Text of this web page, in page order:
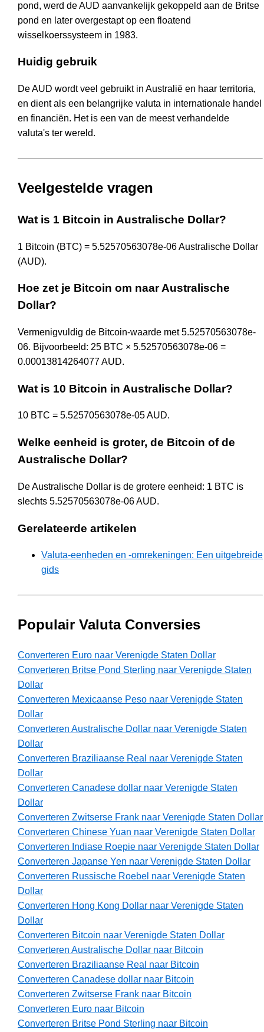
pond, werd de AUD aanvankelijk gekoppeld aan de Britse
pond en later overgestapt op een floatend
wisselkoerssysteem in 1983.
Huidig gebruik
De AUD wordt veel gebruikt in Australië en haar territoria,
en dient als een belangrijke valuta in internationale handel
en financiën. Het is een van de meest verhandelde
valuta's ter wereld.
Veelgestelde vragen
Wat is 1 Bitcoin in Australische Dollar?
1 Bitcoin (BTC) = 5.52570563078e-06 Australische Dollar
(AUD).
Hoe zet je Bitcoin om naar Australische
Dollar?
Vermenigvuldig de Bitcoin-waarde met 5.52570563078e-
06. Bijvoorbeeld: 25 BTC × 5.52570563078e-06 =
0.00013814264077 AUD.
Wat is 10 Bitcoin in Australische Dollar?
10 BTC = 5.52570563078e-05 AUD.
Welke eenheid is groter, de Bitcoin of de
Australische Dollar?
De Australische Dollar is de grotere eenheid: 1 BTC is
slechts 5.52570563078e-06 AUD.
Gerelateerde artikelen
Valuta-eenheden en -omrekeningen: Een uitgebreide
gids
Populair Valuta Conversies
Converteren Euro naar Verenigde Staten Dollar
Converteren Britse Pond Sterling naar Verenigde Staten
Dollar
Converteren Mexicaanse Peso naar Verenigde Staten
Dollar
Converteren Australische Dollar naar Verenigde Staten
Dollar
Converteren Braziliaanse Real naar Verenigde Staten
Dollar
Converteren Canadese dollar naar Verenigde Staten
Dollar
Converteren Zwitserse Frank naar Verenigde Staten Dollar
Converteren Chinese Yuan naar Verenigde Staten Dollar
Converteren Indiase Roepie naar Verenigde Staten Dollar
Converteren Japanse Yen naar Verenigde Staten Dollar
Converteren Russische Roebel naar Verenigde Staten
Dollar
Converteren Hong Kong Dollar naar Verenigde Staten
Dollar
Converteren Bitcoin naar Verenigde Staten Dollar
Converteren Australische Dollar naar Bitcoin
Converteren Braziliaanse Real naar Bitcoin
Converteren Canadese dollar naar Bitcoin
Converteren Zwitserse Frank naar Bitcoin
Converteren Euro naar Bitcoin
Converteren Britse Pond Sterling naar Bitcoin